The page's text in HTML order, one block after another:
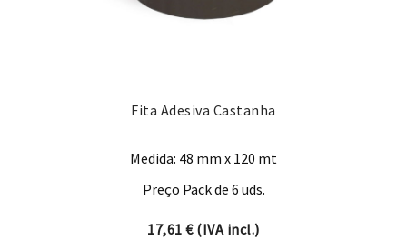
Fita Adesiva Castanha
Medida: 48 mm x 120 mt
Preço Pack de 6 uds.
17,61€(IVA incl.)